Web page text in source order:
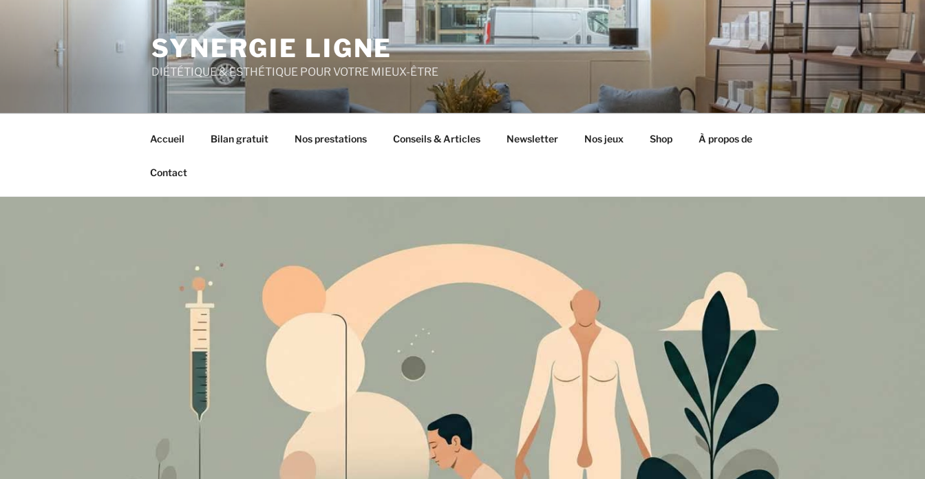
SYNERGIE LIGNE
DIÉTÉTIQUE & ESTHÉTIQUE POUR VOTRE MIEUX-ÊTRE
Accueil Bilan gratuit Nos prestations Conseils & Articles Newsletter Nos jeux Shop À propos de
Contact